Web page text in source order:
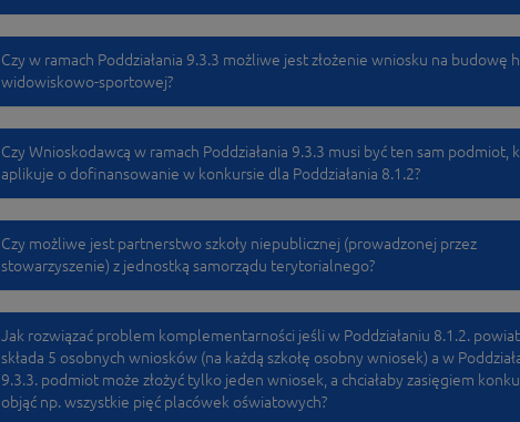
Czy w ramach Poddziałania 9.3.3 możliwe jest złożenie wniosku na budowę
widowiskowo-sportowej?
Czy Wnioskodawcą w ramach Poddziałania 9.3.3 musi być ten sam podmiot,
aplikuje o dofinansowanie w konkursie dla Poddziałania 8.1.2?
Czy możliwe jest partnerstwo szkoły niepublicznej (prowadzonej przez
stowarzyszenie) z jednostką samorządu terytorialnego?
Jak rozwiązać problem komplementarności jeśli w Poddziałaniu 8.1.2. powiat
składa 5 osobnych wniosków (na każdą szkołę osobny wniosek) a w
9.3.3. podmiot może złożyć tylko jeden wniosek, a chciałaby zasięgiem
objąć np. wszystkie pięć placówek oświatowych?